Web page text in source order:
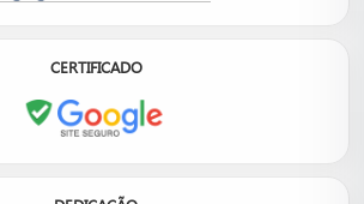
CERTIFICADO